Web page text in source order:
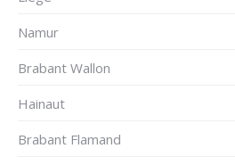
Namur
Brabant Wallon
Hainaut
Brabant Flamand